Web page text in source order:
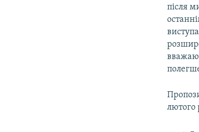
після
лютого